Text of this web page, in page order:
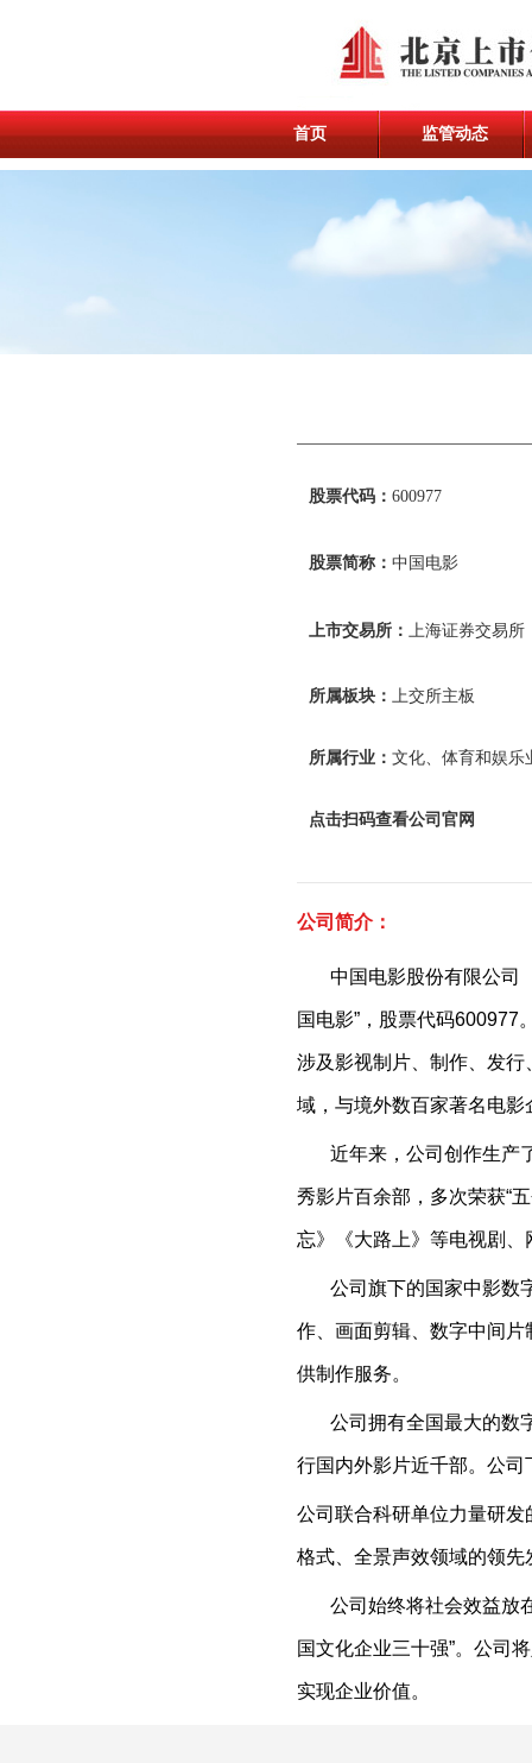
首页 监管动态
股票代码： 600977
股票简称： 中国电影
上市交易所： 上海证券交易所
所属板块： 上交所主板
所属行业： 文化、体育和娱乐
点击扫码查看公司官网
公司简介：
中国电影股份有限公司（
国电影”，股票代码
涉及影视制片、制作、发
域，与境外数百家著名电
近年来，公司创作生产了
秀影片百余部，多次荣获“
忘》《大路上》等电视剧
公司旗下的国家中影数字
作、画面剪辑、数字中间
供制作服务。
公司拥有全国最大的数字
行国内外影片近千部。公
公司联合科研单位力量研
格式、全景声效领域的领先
公司始终将社会效益放在
国文化企业三十强”。公司
实现企业价值。